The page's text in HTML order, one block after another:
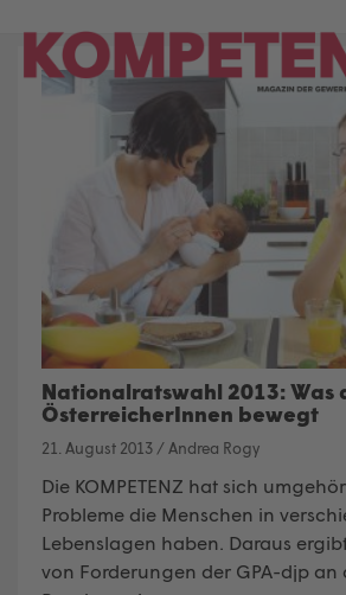
content
Nationalratswahl 2013: Was
ÖsterreicherInnen bewegt
21. August 2013 / Andrea Rogy
Die KOMPETENZ hat sich
Probleme die Menschen in
Lebenslagen haben. Daraus
von Forderungen der GPA-djp an